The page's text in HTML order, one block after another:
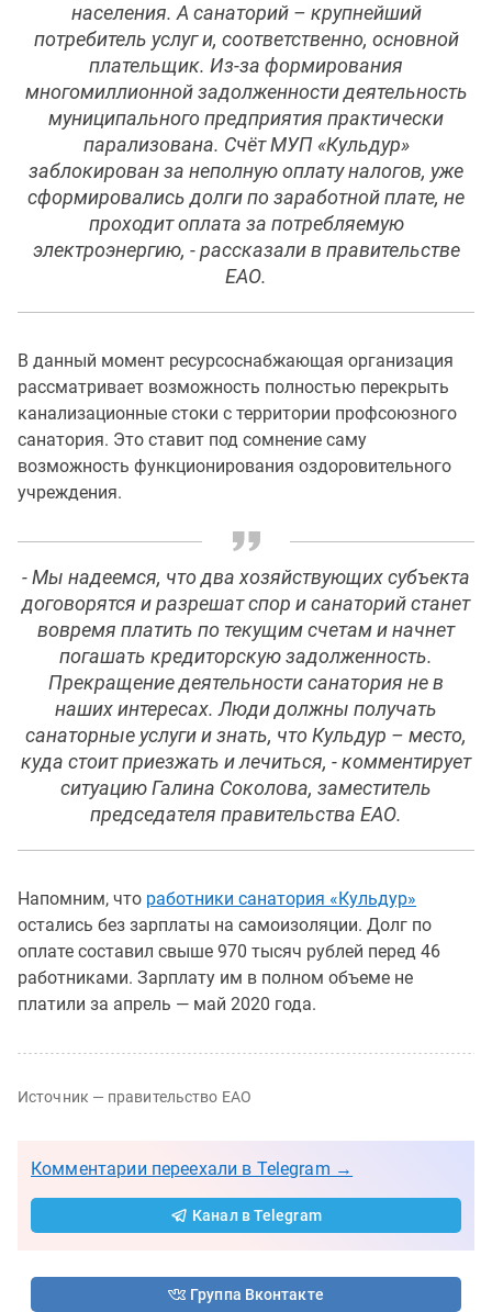
населения. А санаторий – крупнейший
потребитель услуг и, соответственно, основной
плательщик. Из-за формирования
многомиллионной задолженности деятельность
муниципального предприятия практически
парализована. Счёт МУП «Кульдур»
заблокирован за неполную оплату налогов, уже
сформировались долги по заработной плате, не
проходит оплата за потребляемую
электроэнергию, - рассказали в правительстве
ЕАО.
В данный момент ресурсоснабжающая организация
рассматривает возможность полностью перекрыть
канализационные стоки с территории профсоюзного
санатория. Это ставит под сомнение саму
возможность функционирования оздоровительного
учреждения.
- Мы надеемся, что два хозяйствующих субъекта
договорятся и разрешат спор и санаторий станет
вовремя платить по текущим счетам и начнет
погашать кредиторскую задолженность.
Прекращение деятельности санатория не в
наших интересах. Люди должны получать
санаторные услуги и знать, что Кульдур – место,
куда стоит приезжать и лечиться, - комментирует
ситуацию Галина Соколова, заместитель
председателя правительства ЕАО.
Напомним, что работники санатория «Кульдур»
остались без зарплаты на самоизоляции. Долг по
оплате составил свыше 970 тысяч рублей перед 46
работниками. Зарплату им в полном объеме не
платили за апрель — май 2020 года.
Источник — правительство ЕАО
Комментарии переехали в Telegram →
Канал в Telegram
Группа Вконтакте